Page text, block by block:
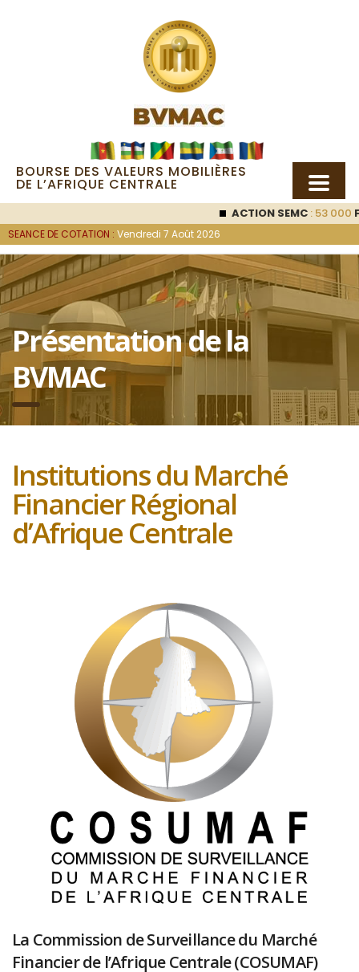
BOURSE DES VALEURS MOBILIÈRES
DE L’AFRIQUE CENTRALE
ACTION SEMC: 53 000
SEANCE DE COTATION : Vendredi 7 Août 2026
Présentation de la
BVMAC
Institutions du Marché
Financier Régional
d’Afrique Centrale
La Commission de Surveillance du Marché
Financier de l’Afrique Centrale (COSUMAF)